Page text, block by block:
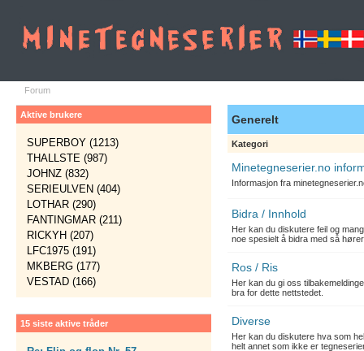
Forum
Aktive brukere
SUPERBOY (1213)
THALLSTE (987)
JOHNZ (832)
SERIEULVEN (404)
LOTHAR (290)
FANTINGMAR (211)
RICKYH (207)
LFC1975 (191)
MKBERG (177)
VESTAD (166)
15 siste aktive tråder
Generelt
Kategori
Minetegneserier.no
Informasjon fra
Bidra / Innhold
Her kan du diskutere feil og
noe spesielt å bidra med så
Ros / Ris
Her kan du gi oss
bra for dette nettstedet.
Diverse
Her kan du diskutere hva som
helt annet som ikke er